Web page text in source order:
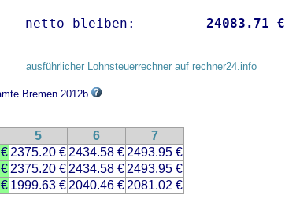
netto bleiben: 24083.71 €
ausführlicher Lohnsteuerrechner auf rechner24.info
Bremen 2012b
5 6
7
2375.20 € 2434.58 € 2493.95 €
2375.20 € 2434.58 € 2493.95 €
1999.63 € 2040.46 € 2081.02 €